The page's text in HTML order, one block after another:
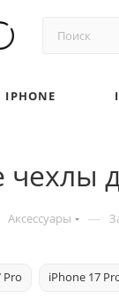
IPHONE
Аксессуары —
Pro iPhone 17